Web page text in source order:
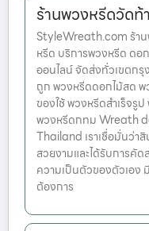
ร้านพวงหรีดวัดท้
StyleWreath.com ร้า
หรีด บริการพวงหรีด ดอ
ออนไลน์ จัดส่งทั่วเขตกรุ
ถูก พวงหรีดดอกไม้สด
ของใช้ พวงหรีดสำเร็จ
พวงหรีดกทม Wreath
Thailand เราเชื่อมั่นว่า
สวยงามและได้รับการ
ความเป็นตัวของตัวเอง
ต้องการ